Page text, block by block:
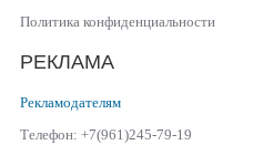
Политика конфиденциальности
РЕКЛАМА
Рекламодателям
Телефон: +7(961)245-79-19